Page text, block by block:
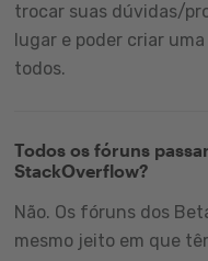
trocar suas dúvidas/
lugar e poder criar
todos.
Todos os fóruns
StackOverflow?
Não. Os fóruns dos
mesmo jeito em que